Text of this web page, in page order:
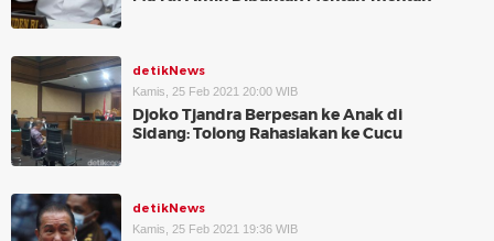
detikNews
Kamis, 25 Feb 2021 20:00 WIB
Djoko Tjandra Berpesan ke Anak di
Sidang: Tolong Rahasiakan ke Cucu
detikNews
Kamis, 25 Feb 2021 19:36 WIB